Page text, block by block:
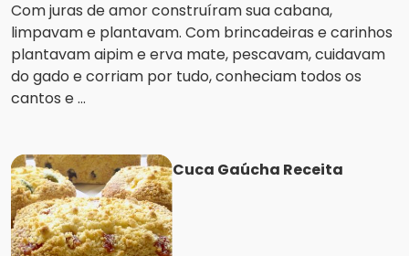
Com juras de amor construíram sua cabana,
limpavam e plantavam. Com brincadeiras e carinhos
plantavam aipim e erva mate, pescavam, cuidavam
do gado e corriam por tudo, conheciam todos os
cantos e ...
Cuca Gaúcha Receita